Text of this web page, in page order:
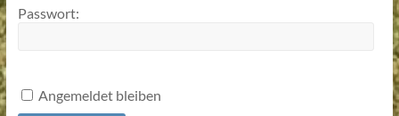
Passwort:
Angemeldet bleiben